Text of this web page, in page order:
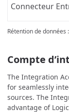
Connecteur
Rétention de données :
Compte
The Integration
for seamlessly
sources. The
advantage of